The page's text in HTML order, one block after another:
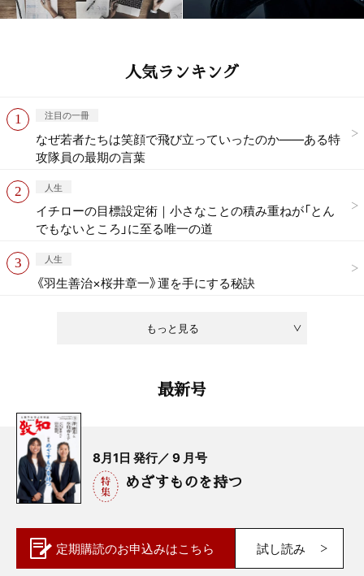
人気ランキング
もっと見る
注目の一冊
なぜ若者たちは笑顔で飛び立っていったのか——ある特
攻隊員の最期の言葉
人生
イチローの目標設定術｜小さなことの積み重ねが「とん
でもないところ」に至る唯一の道
人生
《羽生善治×桜井章一》運を手にする秘訣
最新号
8月1日 発行／ 9 月号
めざすものを持つ
定期購読のお申込みはこちら 試し読み